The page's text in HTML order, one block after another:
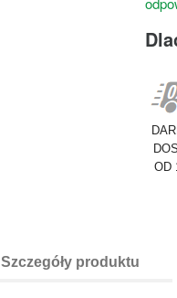
OD
Szczegóły produktu